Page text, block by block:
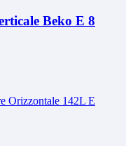
Beko E 8